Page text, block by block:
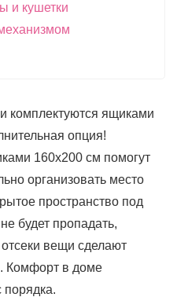
и кушетки
комплектуются ящиками
опция!
160х200 см помогут
организовать место
пространство под
будет пропадать,
вещи сделают
Комфорт в доме
порядка.